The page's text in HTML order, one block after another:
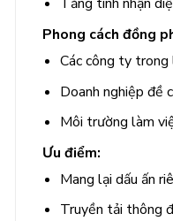
Tăng tính nhận
Phong cách đồng
Các công ty
Doanh nghiệp đề
Môi trường làm
Ưu điểm:
Mang lại dấu ấn
Truyền tải thông